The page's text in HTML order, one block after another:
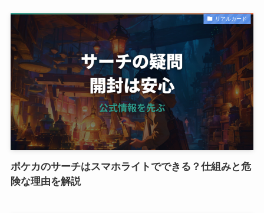
リアルカード
ポケカのサーチはスマホライトでできる？仕組みと危
険な理由を解説